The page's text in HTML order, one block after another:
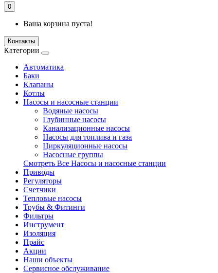
0
Ваша корзина пуста!
Контакты
Категории
Автоматика
Баки
Клапаны
Котлы
Насосы и насосные станции
Водяные насосы
Глубинные насосы
Канализационные насосы
Насосы для топлива и газа
Циркуляционные насосы
Насосные группы
Смотреть Все Насосы и насосные станции
Приводы
Регуляторы
Счетчики
Тепловые насосы
Трубы & Фитинги
Фильтры
Инструмент
Изоляция
Прайс
Акции
Наши объекты
Сервисное обслуживание